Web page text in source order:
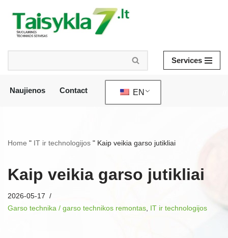
Skip
content
Services
Naujienos Contact EN
Home " IT ir technologijos " Kaip veikia garso jutikliai
Kaip veikia garso jutikliai
2026-05-17
Garso technika / garso technikos remontas IT ir technologijos